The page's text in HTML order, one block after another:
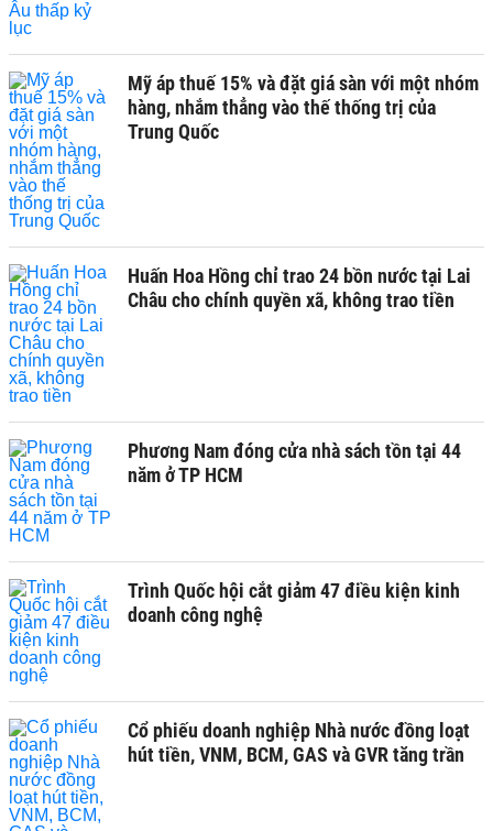
Mỹ áp thuế 15% và đặt giá sàn với một nhóm
hàng, nhắm thẳng vào thế thống trị của
Trung Quốc
Huấn Hoa Hồng chỉ trao 24 bồn nước tại Lai
Châu cho chính quyền xã, không trao tiền
Phương Nam đóng cửa nhà sách tồn tại 44
năm ở TP HCM
Trình Quốc hội cắt giảm 47 điều kiện kinh
doanh công nghệ
Cổ phiếu doanh nghiệp Nhà nước đồng loạt
hút tiền, VNM, BCM, GAS và GVR tăng trần